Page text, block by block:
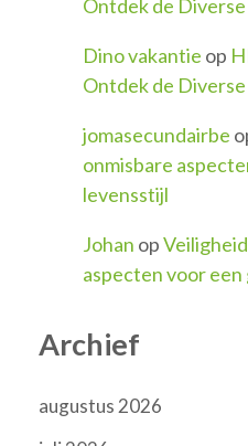
Ontdek de
Dino vakantie op
Ontdek de
jomasecundairbe
onmisbare
levensstijl
Johan op
aspecten voor
Archief
augustus 2026